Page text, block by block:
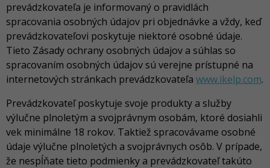
prevádzkovateľa je informovaný o pravidlách
spracovania osobných údajov pri objednávke a vždy, keď
prevádzkovateľovi poskytuje niektoré osobné údaje.
Tieto Zásady ochrany osobných údajov a súhlas so
spracovaním osobných údajov sú verejne prístupné na
internetových stránkach prevádzkovateľa www.ikelp.com.
Prevádzkovateľ poskytuje svoje produkty a služby
výlučne plnoletým a svojprávnym osobám, ktoré dosiahli
vek minimálne 18 rokov. Taktiež spracovávame osobné
údaje výlučne plnoletých a svojprávnych osôb. V prípade,
že nespĺňate tieto podmienky a prevádzkovateľ takúto